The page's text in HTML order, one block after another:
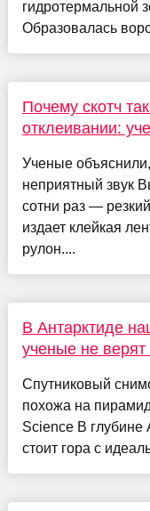
гидротермальной
Образовалась
Почему скотч
отклеивании:
Ученые объяснили,
неприятный звук
сотни раз —
издает клейкая
рулон....
В Антарктиде
ученые не
Спутниковый
похожа на
Science В глубине
стоит гора с